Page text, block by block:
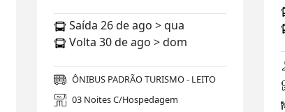
Saída 26 de ago > qua
Volta 30 de ago > dom
ÔNIBUS PADRÃO TURISMO - LEITO
03 Noites C/Hospedagem